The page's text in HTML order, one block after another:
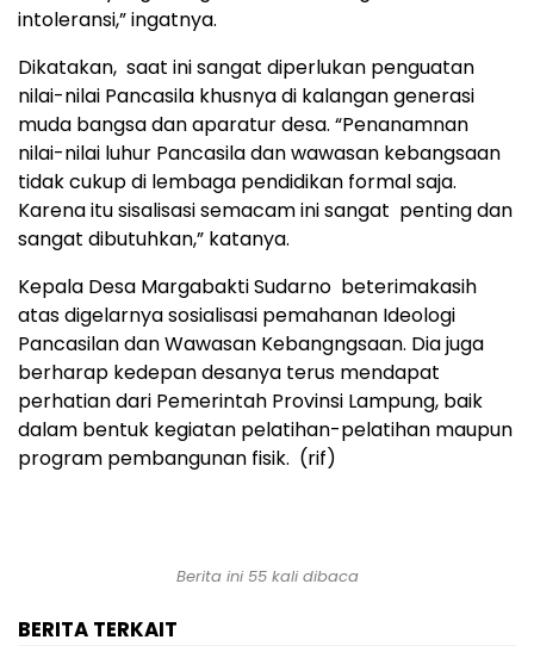
intoleransi,” ingatnya.
Dikatakan, saat ini sangat diperlukan penguatan
nilai-nilai Pancasila khusnya di kalangan generasi
muda bangsa dan aparatur desa. “Penanamnan
nilai-nilai luhur Pancasila dan wawasan kebangsaan
tidak cukup di lembaga pendidikan formal saja.
Karena itu sisalisasi semacam ini sangat penting dan
sangat dibutuhkan,” katanya.
Kepala Desa Margabakti Sudarno beterimakasih
atas digelarnya sosialisasi pemahanan Ideologi
Pancasilan dan Wawasan Kebangngsaan. Dia juga
berharap kedepan desanya terus mendapat
perhatian dari Pemerintah Provinsi Lampung, baik
dalam bentuk kegiatan pelatihan-pelatihan maupun
program pembangunan fisik. (rif)
Berita ini 55 kali dibaca
BERITA TERKAIT